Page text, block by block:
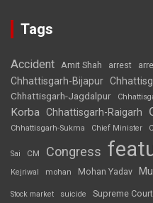
Tags
Accident Amit Shah arrest
Chhattisgarh-Bijapur
Chhattisgarh-Jagdalpur
Korba Chhattisgarh-Raigarh
Chhattisgarh-Sukma Chief Minister
Sai CM Congress
Kejriwal mohan Mohan Yadav
Stock market suicide Supreme Court